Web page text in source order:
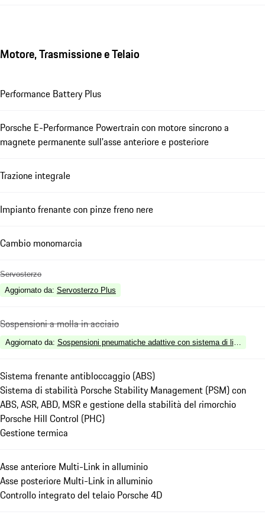
Motore, Trasmissione e Telaio
Performance Battery Plus
Porsche E-Performance Powertrain con motore sincrono a
magnete permanente sull'asse anteriore e posteriore
Trazione integrale
Impianto frenante con pinze freno nere
Cambio monomarcia
Servosterzo
Aggiornato da: Servosterzo Plus
Sospensioni a molla in acciaio
Aggiornato da: Sospensioni pneumatiche adattive con sistema di
Sistema frenante antibloccaggio (ABS)
Sistema di stabilità Porsche Stability Management (PSM) con
ABS, ASR, ABD, MSR e gestione della stabilità del rimorchio
Porsche Hill Control (PHC)
Gestione termica
Asse anteriore Multi-Link in alluminio
Asse posteriore Multi-Link in alluminio
Controllo integrato del telaio Porsche 4D